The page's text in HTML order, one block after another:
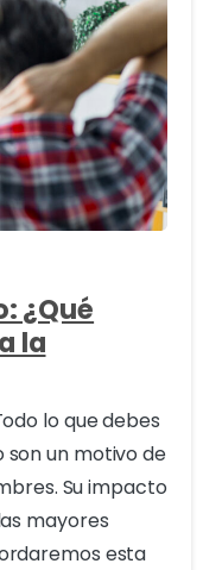
1
¿Qué
la
lo que debes
son un motivo de
Su impacto
mayores
esta